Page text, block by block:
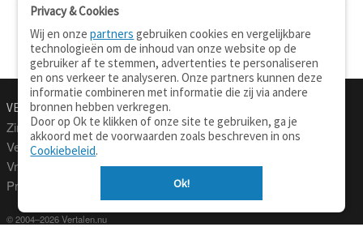
VERTALEN.NU
Zinnen vertalen
Verklarend woordenboek
Vraagbaak
Professionele vertaling
© 2004–2026 Vertalen.nu
Over deze site
Privacy
Privacy & Cookies
Wij en onzepartners gebruiken cookies en vergelijkbare
technologieën om de inhoud van onze website op de
gebruiker af te stemmen, advertenties te personaliseren
en ons verkeer te analyseren. Onze partners kunnen deze
informatie combineren met informatie die zij via andere
bronnen hebben verkregen.
Door op Ok te klikken of onze site te gebruiken, ga je
akkoord met de voorwaarden zoals beschreven in ons
Cookiebeleid.
Ok!